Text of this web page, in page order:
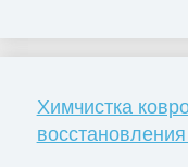
Химчистка